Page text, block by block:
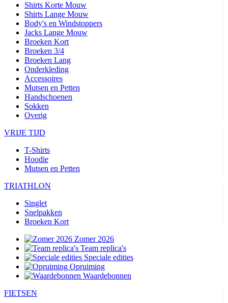
Shirts Korte Mouw
Shirts Lange Mouw
Body's en Windstoppers
Jacks Lange Mouw
Broeken Kort
Broeken 3/4
Broeken Lang
Onderkleding
Accessoires
Mutsen en Petten
Handschoenen
Sokken
Overig
VRIJE TIJD
T-Shirts
Hoodie
Mutsen en Petten
TRIATHLON
Singlet
Snelpakken
Broeken Kort
Zomer 2026
Team replica's
Speciale edities
Opruiming
Waardebonnen
FIETSEN